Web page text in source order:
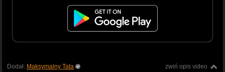
zwiń opis video
Dodał: Maksymalny Tata